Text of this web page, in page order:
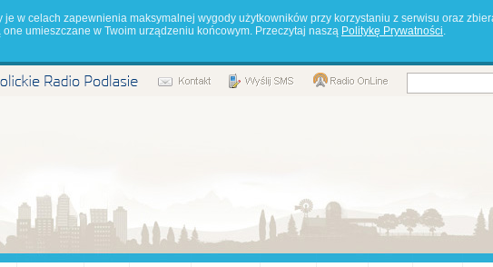
w celach zapewnienia maksymalnej wygody użytkowników przy korzystaniu z serwisu oraz
umieszczane w Twoim urządzeniu końcowym. Przeczytaj naszą Politykę Prywatności.